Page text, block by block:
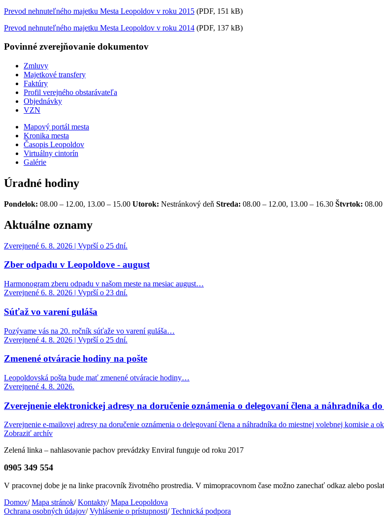
Prevod nehnuteľného majetku Mesta Leopoldov v roku 2015 (PDF, 151 kB)
Prevod nehnuteľného majetku Mesta Leopoldov v roku 2014 (PDF, 137 kB)
Povinné zverejňovanie dokumentov
Zmluvy
Majetkové transfery
Faktúry
Profil verejného obstarávateľa
Objednávky
VZN
Mapový portál mesta
Kronika mesta
Časopis Leopoldov
Virtuálny cintorín
Galérie
Úradné hodiny
Pondelok: 08.00 – 12.00, 13.00 – 15.00 Utorok: Nestránkový deň Streda: 08.00 – 12.00, 13.00 – 16.30 Štvrtok:
Aktuálne oznamy
Zverejnené 6. 8. 2026 | Vyprší o 25 dní.
Zber odpadu v Leopoldove - august
Harmonogram zberu odpadu v našom meste na mesiac august…
Zverejnené 6. 8. 2026 | Vyprší o 23 dní.
Súťaž vo varení guláša
Pozývame vás na 20. ročník súťaže vo varení guláša…
Zverejnené 4. 8. 2026 | Vyprší o 25 dní.
Zmenené otváracie hodiny na pošte
Leopoldovská pošta bude mať zmenené otváracie hodiny…
Zverejnené 4. 8. 2026.
Zverejnenie elektronickej adresy na doručenie oznámenia o delegovaní člena a náhradníka
Zverejnenie e-mailovej adresy na doručenie oznámenia o delegovaní člena a náhradníka do miestnej volebnej komisie a
Zobraziť archív
Zelená linka – nahlasovanie pachov prevádzky Enviral funguje od roku 2017
0905 349 554
V pracovnej dobe je na linke pracovník životného prostredia. V mimopracovnom čase možno zanechať odkaz alebo
Domov/ Mapa stránok/ Kontakty/ Mapa Leopoldova
Ochrana osobných údajov/ Vyhlásenie o prístupnosti/ Technická podpora